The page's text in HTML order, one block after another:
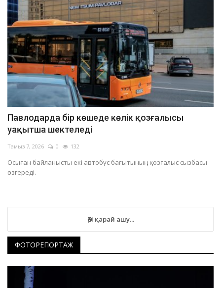
Павлодарда бір көшеде көлік қозғалысы
уақытша шектеледі
Тамыз 7, 2026 0 132
Осыған байланысты екі автобус бағытының қозғалыс сызбасы
өзгереді.
Әрі қарай ашу...
ФОТОРЕПОРТАЖ